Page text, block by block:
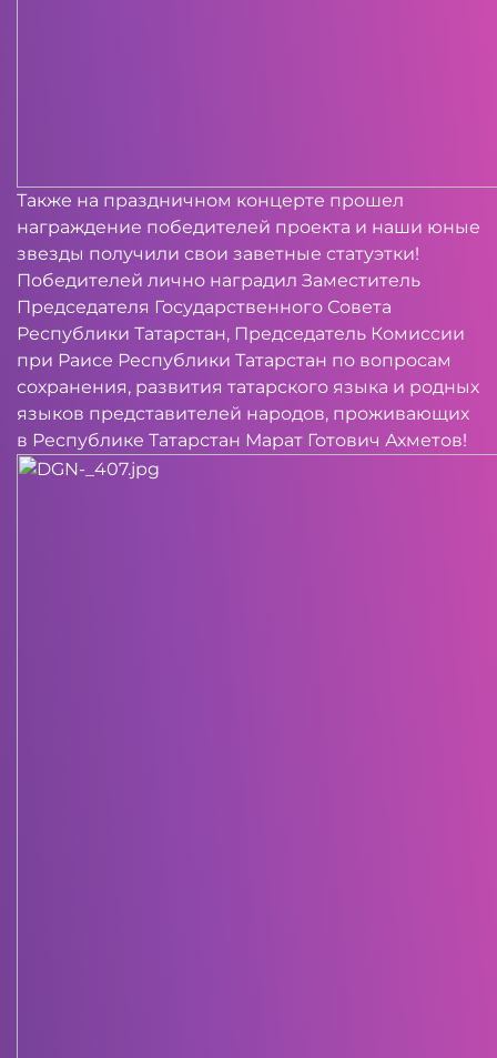
Также на праздничном концерте прошел
награждение победителей проекта и наши юные
звезды получили свои заветные статуэтки!
Победителей лично наградил Заместитель
Председателя Государственного Совета
Республики Татарстан, Председатель Комиссии
при Раисе Республики Татарстан по вопросам
сохранения, развития татарского языка и родных
языков представителей народов, проживающих
в Республике Татарстан Марат Готович Ахметов!